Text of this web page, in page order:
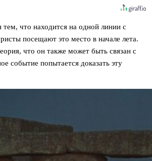
тем, что находится на одной линии с
посещают это место в начале лета.
что он также может быть связан с
событие попытается доказать эту